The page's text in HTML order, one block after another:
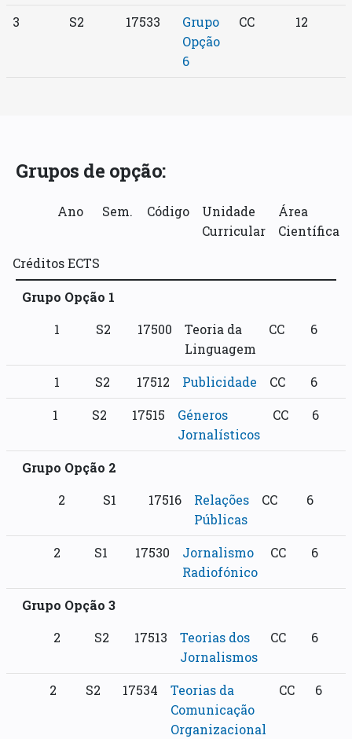
3 S2 17533
Grupo
Opção
6
CC 12
Grupos de opção:
Ano Sem. Código
Unidade
Curricular
Área
Científica
Créditos ECTS
Grupo Opção 1
1
S2 17500
Teoria da
Linguagem
CC 6
1 S2 17512 Publicidade CC
6
1
S2 17515
Géneros
Jornalísticos
CC 6
Grupo Opção 2
2
S1 17516
Relações
Públicas
CC 6
2 S1 17530
Jornalismo
Radiofónico
CC 6
Grupo Opção 3
2
S2 17513
Teorias dos
Jornalismos
CC 6
2 S2 17534
Teorias da
Comunicação
Organizacional
CC 6